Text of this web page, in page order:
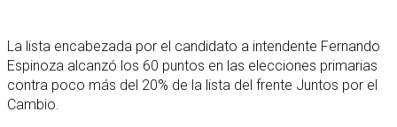
La lista encabezada por el candidato a intendente Fernando
Espinoza alcanzó los 60 puntos en las elecciones primarias
contra poco más del 20% de la lista del frente Juntos por el
Cambio.